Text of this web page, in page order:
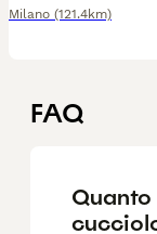
Milano (121.4km)
FAQ